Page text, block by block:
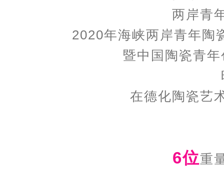
两岸青
2020年海峡两岸青年陶
暨中国陶瓷青
在德化陶瓷艺
6位重